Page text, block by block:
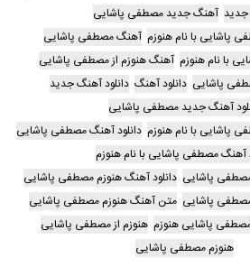
آهنگ جدید مصطفی پاشایی
پاشایی با نام هنوزم آهنگ مصطفی پاشایی
با نام هنوزم آهنگ هنوزم از مصطفی پاشایی
پاشایی دانلود آهنگ دانلود آهنگ جدید
آهنگ جدید مصطفی پاشایی
پاشایی با نام هنوزم دانلود آهنگ مصطفی پاشایی
آهنگ مصطفی پاشایی با نام هنوزم
مصطفی پاشایی دانلود آهنگ هنوزم مصطفی پاشایی
پاشایی متن آهنگ هنوزم مصطفی پاشایی
پاشایی هنوزم هنوزم از مصطفی پاشایی
هنوزم مصطفی پاشایی